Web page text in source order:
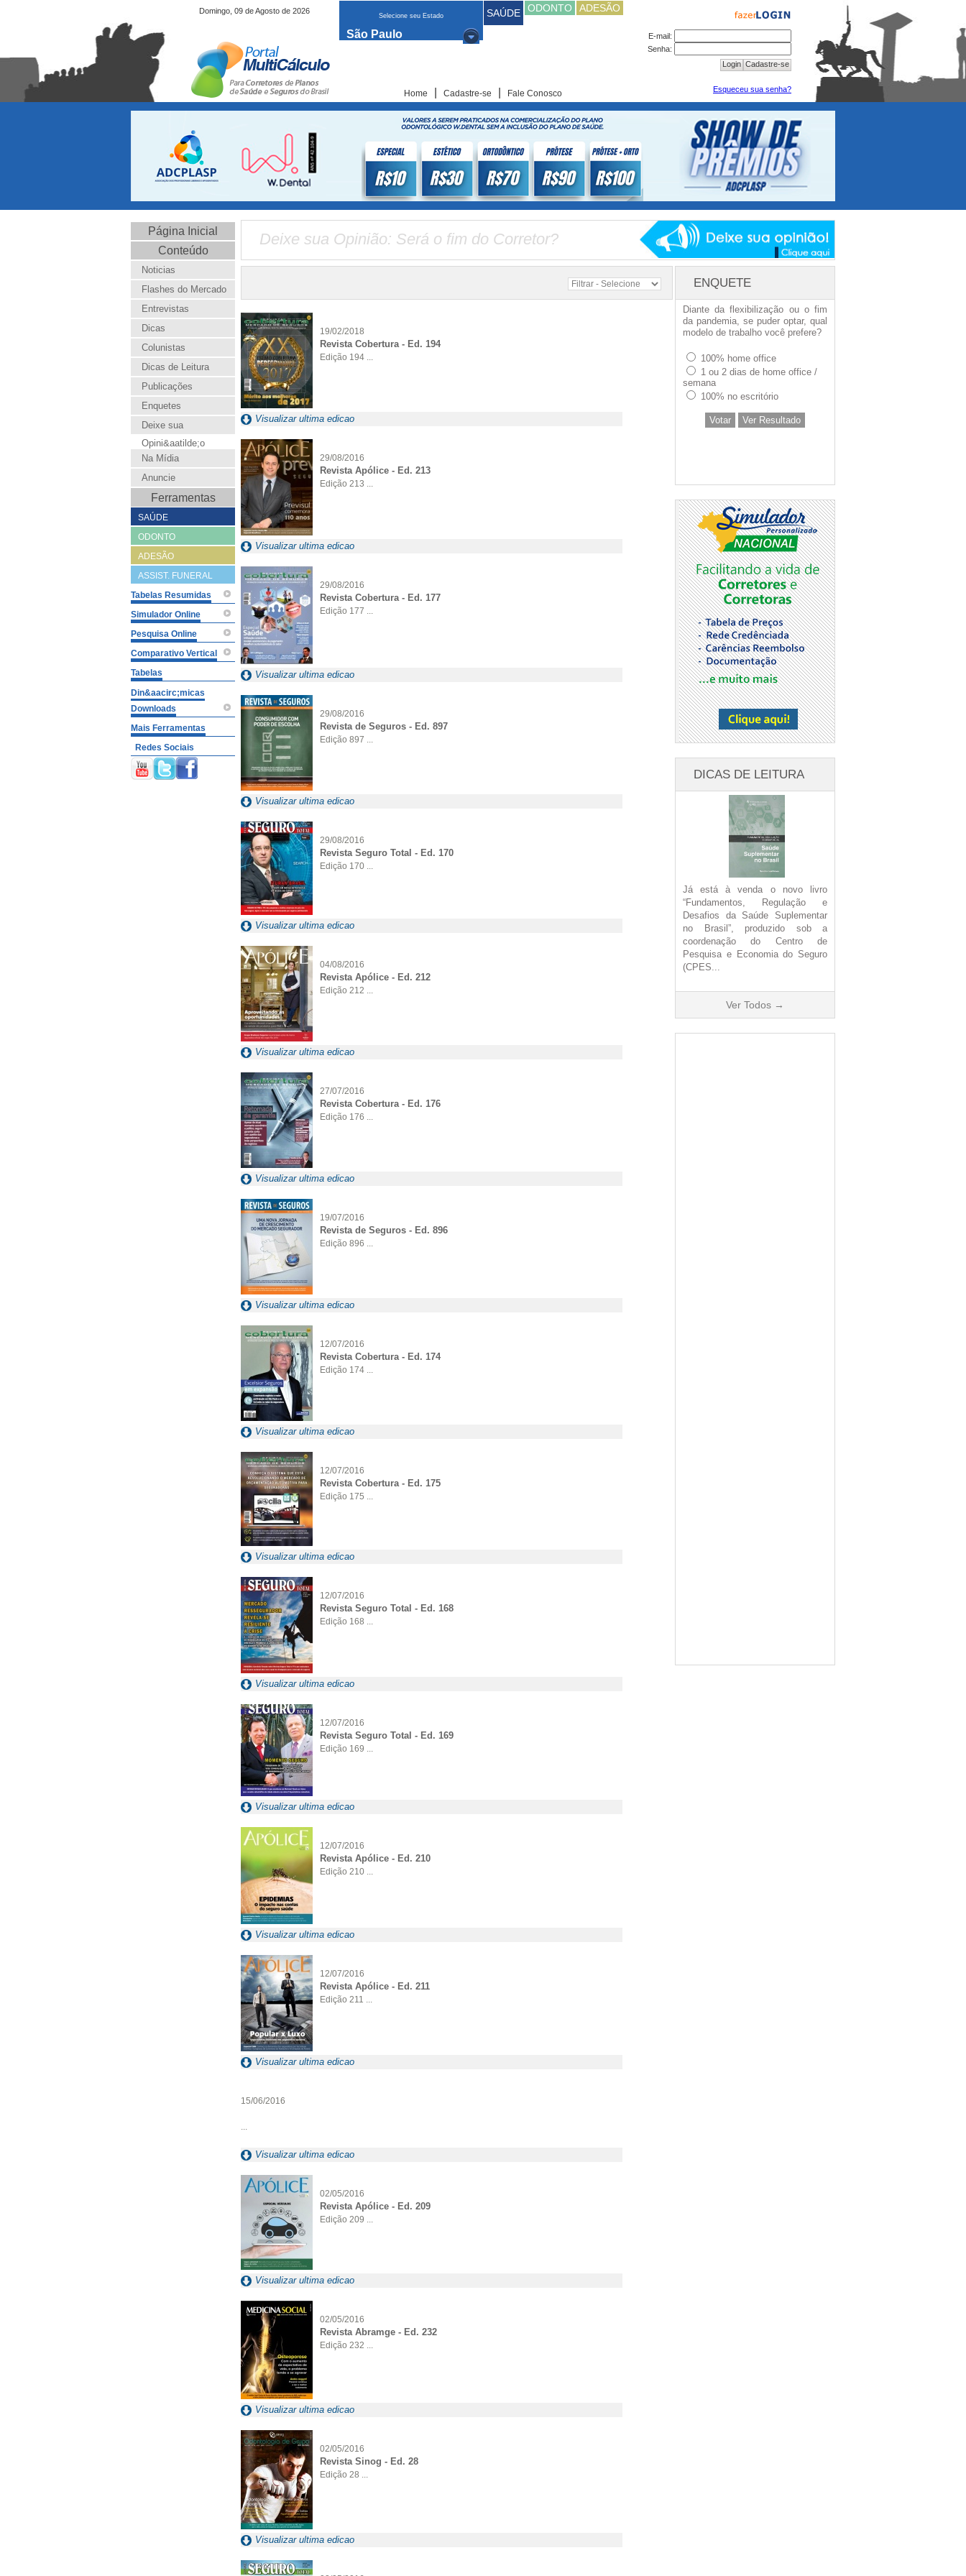
Selecione seu Estado
São Paulo
SAÚDE ODONTO ADESÃO
Home Cadastre-se Fale Conosco
Domingo, 09 de Agosto de 2026
E-mail:
Senha:
Cadastre-se
Login
Esqueceu sua senha?
Página Inicial
Conteúdo
Noticias
Flashes do Mercado
Entrevistas
Dicas
Colunistas
Dicas de Leitura
Publicações
Enquetes
Deixe sua
Opini&aatilde;o
Na Mídia
Anuncie
Ferramentas
SAÚDE
ODONTO
ADESÃO
ASSIST. FUNERAL
Tabelas Resumidas
Simulador Online
Pesquisa Online
Comparativo Vertical
Tabelas
Din&aacirc;micas
Downloads
Mais Ferramentas
Redes Sociais
Deixe sua Opinião: Será o fim do Corretor?
19/02/2018
Revista Cobertura - Ed. 194
Edição 194 ...
Visualizar ultima edicao
29/08/2016
Revista Apólice - Ed. 213
Edição 213 ...
Visualizar ultima edicao
29/08/2016
Revista Cobertura - Ed. 177
Edição 177 ...
Visualizar ultima edicao
29/08/2016
Revista de Seguros - Ed. 897
Edição 897 ...
Visualizar ultima edicao
29/08/2016
Revista Seguro Total - Ed. 170
Edição 170 ...
Visualizar ultima edicao
04/08/2016
Revista Apólice - Ed. 212
Edição 212 ...
Visualizar ultima edicao
27/07/2016
Revista Cobertura - Ed. 176
Edição 176 ...
Visualizar ultima edicao
19/07/2016
Revista de Seguros - Ed. 896
Edição 896 ...
Visualizar ultima edicao
12/07/2016
Revista Cobertura - Ed. 174
Edição 174 ...
Visualizar ultima edicao
12/07/2016
Revista Cobertura - Ed. 175
Edição 175 ...
Visualizar ultima edicao
12/07/2016
Revista Seguro Total - Ed. 168
Edição 168 ...
Visualizar ultima edicao
12/07/2016
Revista Seguro Total - Ed. 169
Edição 169 ...
Visualizar ultima edicao
12/07/2016
Revista Apólice - Ed. 210
Edição 210 ...
Visualizar ultima edicao
12/07/2016
Revista Apólice - Ed. 211
Edição 211 ...
Visualizar ultima edicao
15/06/2016
...
Visualizar ultima edicao
02/05/2016
Revista Apólice - Ed. 209
Edição 209 ...
Visualizar ultima edicao
02/05/2016
Revista Abramge - Ed. 232
Edição 232 ...
Visualizar ultima edicao
02/05/2016
Revista Sinog - Ed. 28
Edição 28 ...
Visualizar ultima edicao
ENQUETE
Diante da flexibilização ou o fim
da pandemia, se puder optar, qual
modelo de trabalho você prefere?
100% home office
1 ou 2 dias de home office /
semana
100% no escritório
Votar Ver Resultado
DICAS DE LEITURA
Já está à venda o novo livro
“Fundamentos, Regulação e
Desafios da Saúde Suplementar
no Brasil”, produzido sob a
coordenação do Centro de
Pesquisa e Economia do Seguro
(CPES...
Ver Todos →